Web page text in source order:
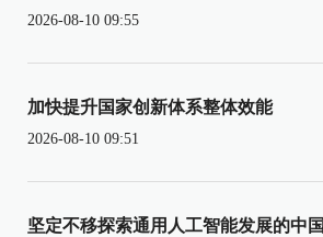
2026-08-10 09:55
加快提升国家创新体系整体效能
2026-08-10 09:51
坚定不移探索通用人工智能发展的中